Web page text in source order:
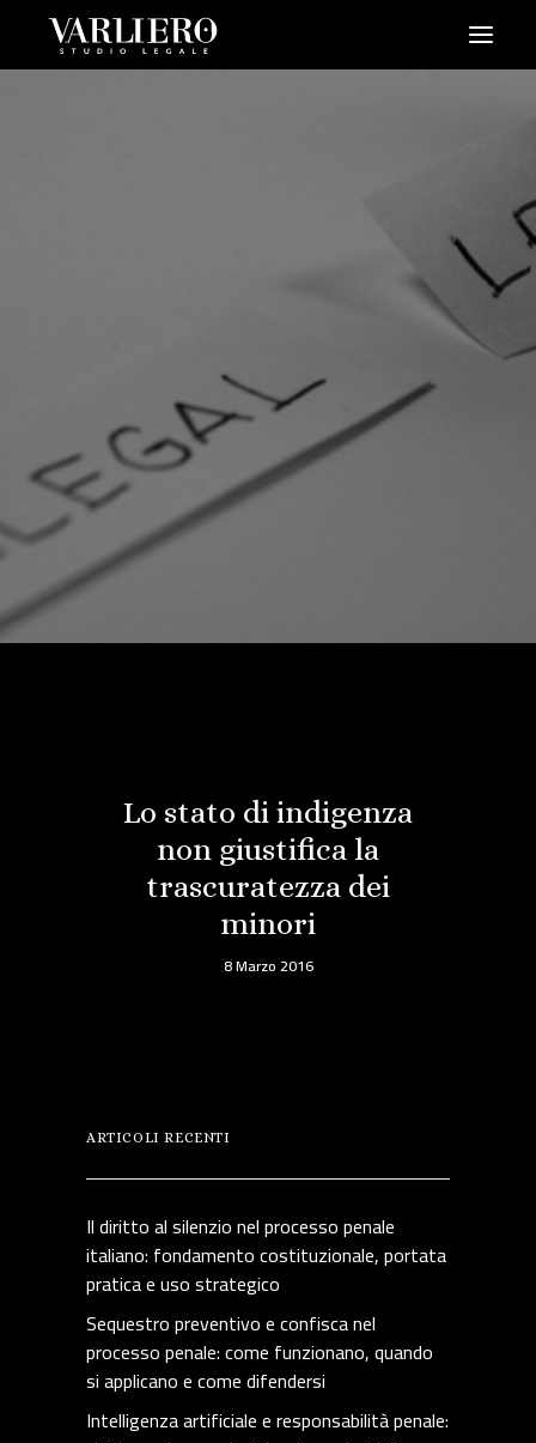
PRENDI UN APPUNTAMENTO
Lo stato di indigenza
non giustifica la
trascuratezza dei
minori
8 Marzo 2016
ARTICOLI RECENTI
Il diritto al silenzio nel processo penale
italiano: fondamento costituzionale, portata
pratica e uso strategico
Sequestro preventivo e confisca nel
processo penale: come funzionano, quando
si applicano e come difendersi
Intelligenza artificiale e responsabilità penale: